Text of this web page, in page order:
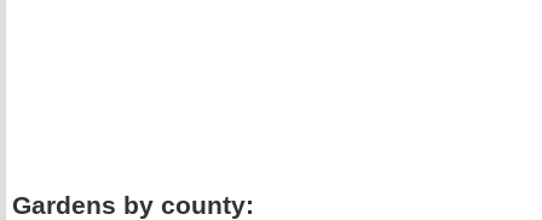
Gardens by county: